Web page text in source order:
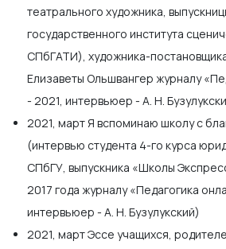
театрального художника,
государственного института
СПбГАТИ), художника-
Елизаветы Ольшвангер журналу
- 2021, интервьюер - А. Н.
2021, март Я вспоминаю школу с
(интервью студента 4-го курса
СПбГУ, выпускника «Школы
2017 года журналу «Педагогика
интервьюер - А. Н. Бузулукский)
2021, март Эссе учащихся,